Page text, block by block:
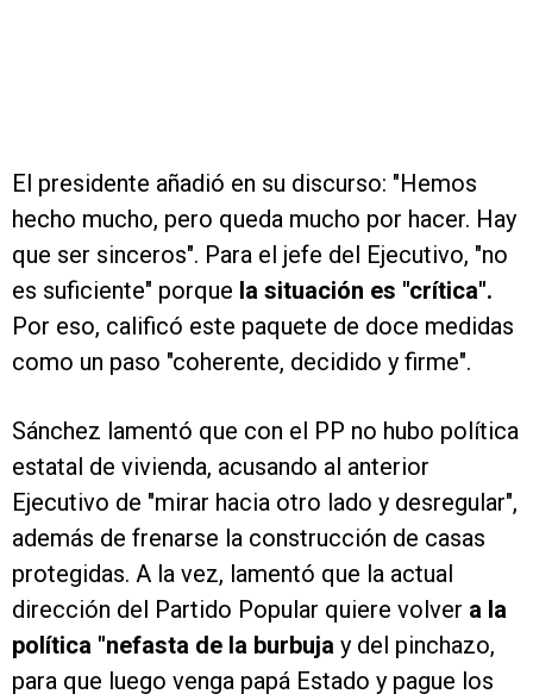
El presidente añadió en su discurso: "Hemos
hecho mucho, pero queda mucho por hacer. Hay
que ser sinceros". Para el jefe del Ejecutivo, "no
es suficiente" porque la situación es "crítica".
Por eso, calificó este paquete de doce medidas
como un paso "coherente, decidido y firme".
Sánchez lamentó que con el PP no hubo política
estatal de vivienda, acusando al anterior
Ejecutivo de "mirar hacia otro lado y desregular",
además de frenarse la construcción de casas
protegidas. A la vez, lamentó que la actual
dirección del Partido Popular quiere volver a la
política "nefasta de la burbuja y del pinchazo,
para que luego venga papá Estado y pague los